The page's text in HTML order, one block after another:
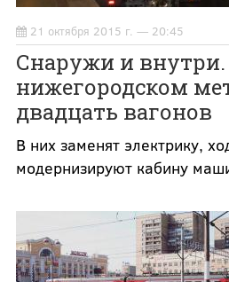
21 октября 2015 г. — 20:45
Снаружи и
нижегородском
двадцать вагонов
В них заменят электрику,
модернизируют кабину